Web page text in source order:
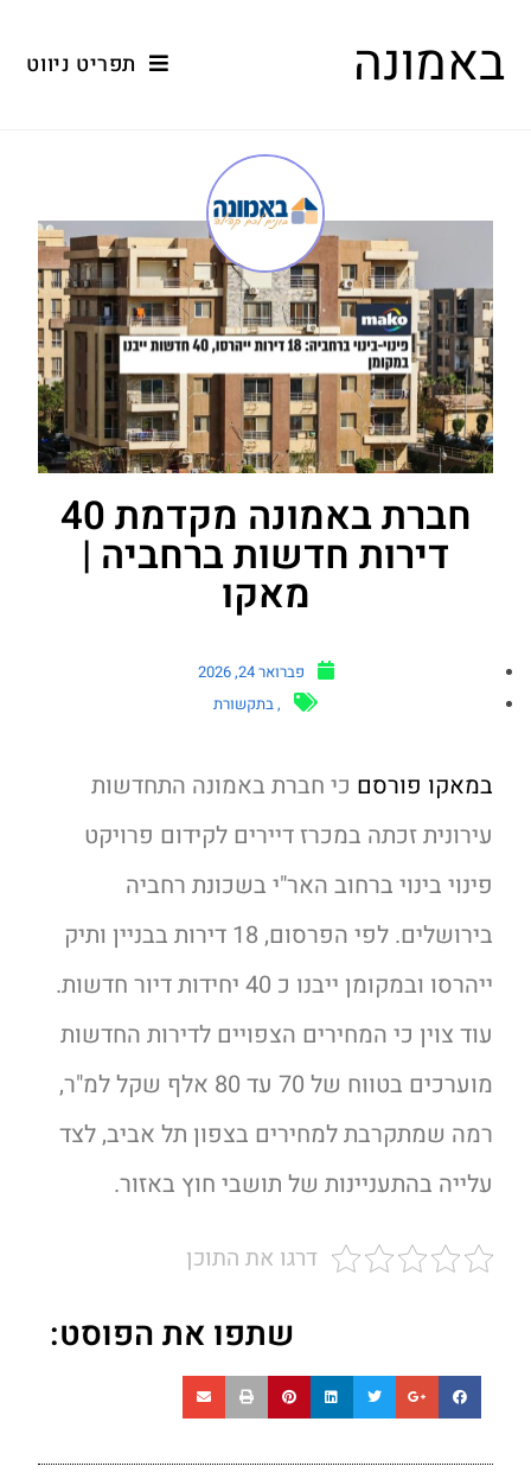
באמונה תפריט ניווט
חברת באמונה מקדמת 40
דירות חדשות ברחביה |
מאקו
פברואר 24, 2026
,בתקשורת
במאקו פורסם כי חברת באמונה התחדשות
עירונית זכתה במכרז דיירים לקידום פרויקט
פינוי בינוי ברחוב האר"י בשכונת רחביה
בירושלים. לפי הפרסום, 18 דירות בבניין ותיק
ייהרסו ובמקומן ייבנו כ 40 יחידות דיור חדשות.
עוד צוין כי המחירים הצפויים לדירות החדשות
מוערכים בטווח של 70 עד 80 אלף שקל למ"ר,
רמה שמתקרבת למחירים בצפון תל אביב, לצד
עלייה בהתעניינות של תושבי חוץ באזור.
דרגו את התוכן
שתפו את הפוסט: